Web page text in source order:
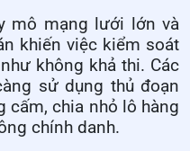
mô mạng lưới lớn và
khiến việc kiểm soát
không khả thi. Các
sử dụng thủ đoạn
cấm, chia nhỏ lô hàng
chính danh.